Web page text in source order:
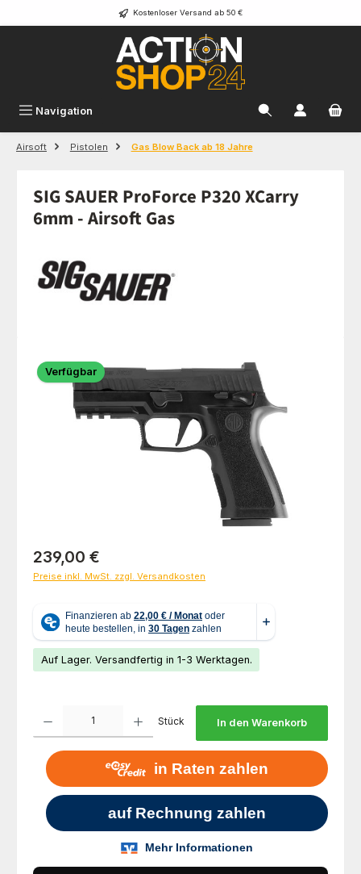
Zum Hauptinhalt springen Kostenloser Versand ab 50 €
Navigation
Airsoft Pistolen Gas Blow Back ab 18 Jahre
SIG SAUER ProForce P320 XCarry
6mm - Airsoft Gas
Bildergalerie überspringen
Verfügbar
Regulärer Preis:
239,00 €
Preise inkl. MwSt. zzgl. Versandkosten
Auf Lager. Versandfertig in 1-3 Werktagen.
Stück In den Warenkorb